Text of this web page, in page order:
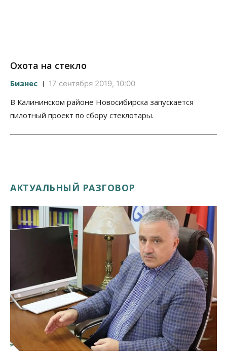
Охота на стекло
Бизнес 17 сентября 2019, 10:00
В Калининском районе Новосибирска запускается
пилотный проект по сбору стеклотары.
АКТУАЛЬНЫЙ РАЗГОВОР